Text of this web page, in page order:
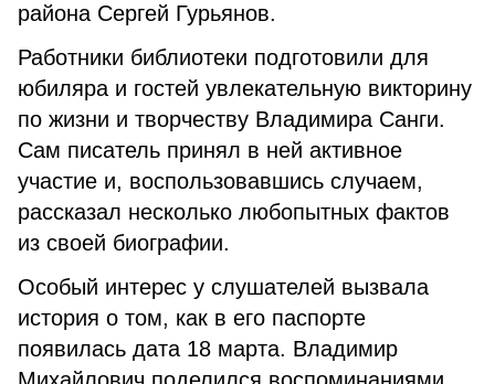
района Сергей Гурьянов.
Работники библиотеки подготовили для
юбиляра и гостей увлекательную викторину
по жизни и творчеству Владимира Санги.
Сам писатель принял в ней активное
участие и, воспользовавшись случаем,
рассказал несколько любопытных фактов
из своей биографии.
Особый интерес у слушателей вызвала
история о том, как в его паспорте
появилась дата 18 марта. Владимир